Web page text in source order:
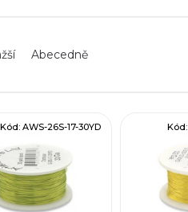
Abecedně
Kód: AWS-26S-17-30YD